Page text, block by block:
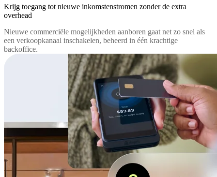
Krijg toegang tot nieuwe inkomstenstromen zonder de extra
overhead
Nieuwe commerciële mogelijkheden aanboren gaat net zo snel als
een verkoopkanaal inschakelen, beheerd in één krachtige
backoffice.